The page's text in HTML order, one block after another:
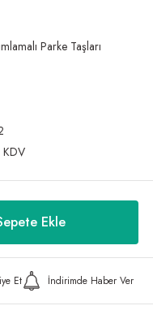
Parke Taşları
Ekle
Et İndirimde Haber Ver